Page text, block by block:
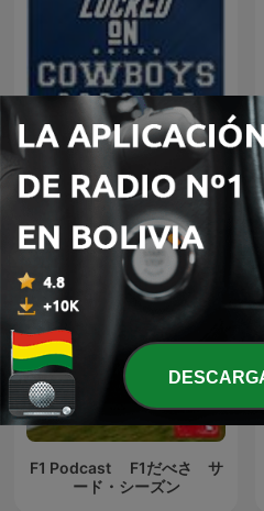
Daily Podcast On The
Dallas Cowboys
F1 Podcast F1だべさ サ
ード・シーズン